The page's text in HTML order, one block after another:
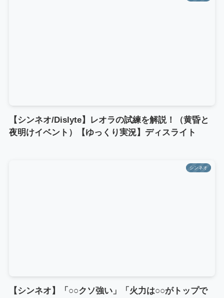
【シンネオ/Dislyte】レオラの試練を解説！（黄昏と
夜明けイベント）【ゆっくり実況】ディスライト
シンネオ
【シンネオ】「○○クソ強い」「火力は○○がトップで